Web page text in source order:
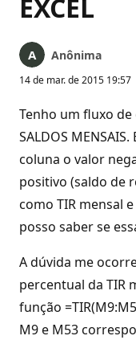
EXCEL
Anônima
14 de mar. de 2015 19:57
Tenho um fluxo
SALDOS
coluna o valor
positivo (saldo de
como TIR mensal
posso saber se
A dúvida me
percentual da TIR
função
M9 e M53